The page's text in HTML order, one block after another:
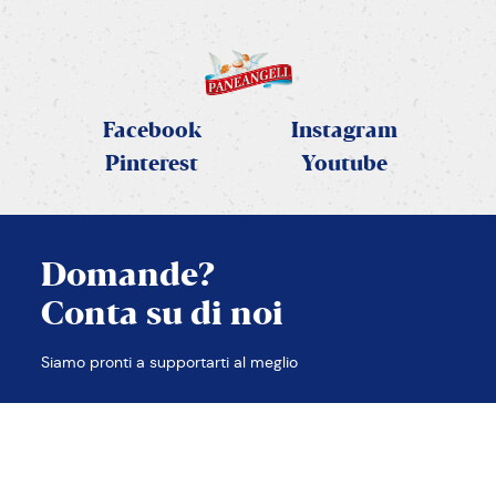
Facebook
Instagram
Pinterest
Youtube
Domande?
Conta su di noi
Siamo pronti a supportarti al meglio